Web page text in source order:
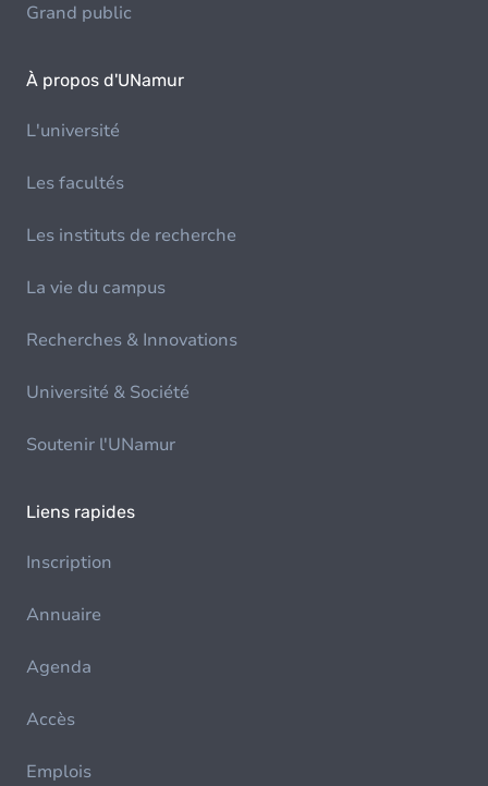
Grand public
À propos d'UNamur
L'université
Les facultés
Les instituts de recherche
La vie du campus
Recherches & Innovations
Université & Société
Soutenir l'UNamur
Liens rapides
Inscription
Annuaire
Agenda
Accès
Emplois